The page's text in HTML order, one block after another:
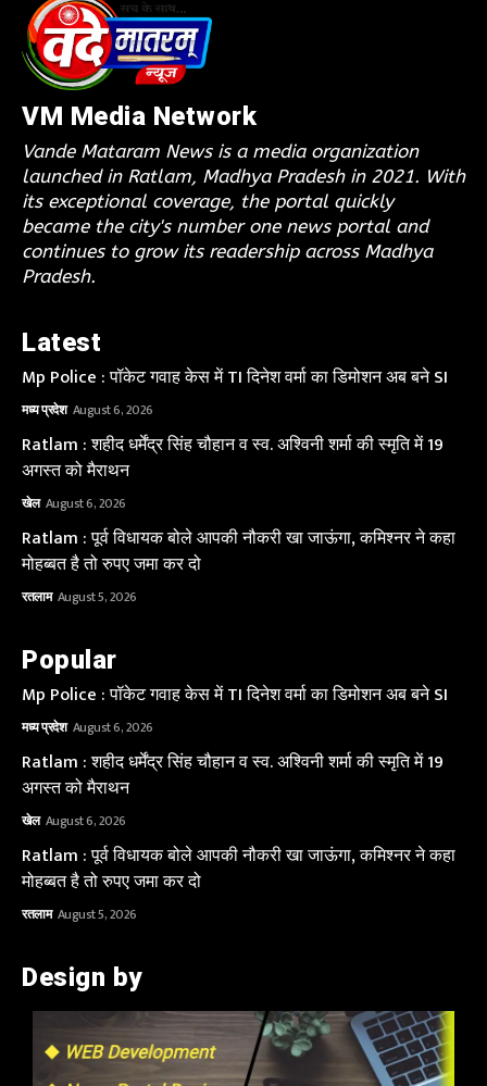
VM Media Network
Vande Mataram News is a media organization
launched in Ratlam, Madhya Pradesh in 2021. With
its exceptional coverage, the portal quickly
became the city's number one news portal and
continues to grow its readership across Madhya
Pradesh.
Latest
Mp Police : पॉकेट गवाह केस में TI दिनेश वर्मा का डिमोशन अब बने SI
मध्य प्रदेश August 6, 2026
Ratlam : शहीद धर्मेंद्र सिंह चौहान व स्व. अश्विनी शर्मा की स्मृति में 19
अगस्त को मैराथन
खेल August 6, 2026
Ratlam : पूर्व विधायक बोले आपकी नौकरी खा जाऊंगा, कमिश्नर ने कहा
मोहब्बत है तो रुपए जमा कर दो
रतलाम August 5, 2026
Popular
Mp Police : पॉकेट गवाह केस में TI दिनेश वर्मा का डिमोशन अब बने SI
मध्य प्रदेश August 6, 2026
Ratlam : शहीद धर्मेंद्र सिंह चौहान व स्व. अश्विनी शर्मा की स्मृति में 19
अगस्त को मैराथन
खेल August 6, 2026
Ratlam : पूर्व विधायक बोले आपकी नौकरी खा जाऊंगा, कमिश्नर ने कहा
मोहब्बत है तो रुपए जमा कर दो
रतलाम August 5, 2026
Design by